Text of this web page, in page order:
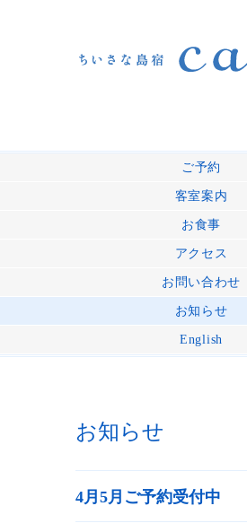
ご予約
客室案内
お食事
アクセス
お問い合わせ
お知らせ
English
お知らせ
4月5月ご予約受付中